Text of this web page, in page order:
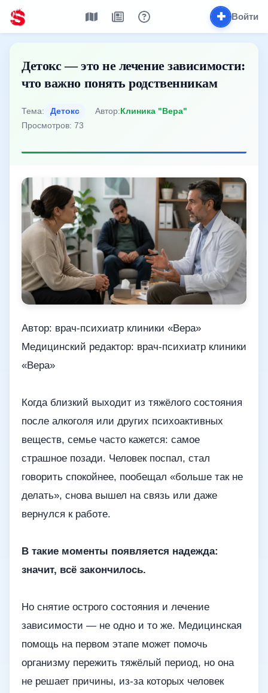
✚ Войти
Детокс — это не лечение зависимости:
что важно понять родственникам
Тема: Детокс Автор: Клиника "Вера"
Просмотров: 73
Автор: врач-психиатр клиники «Вера»
Медицинский редактор: врач-психиатр клиники
«Вера»
Когда близкий выходит из тяжёлого состояния
после алкоголя или других психоактивных
веществ, семье часто кажется: самое
страшное позади. Человек поспал, стал
говорить спокойнее, пообещал «больше так не
делать», снова вышел на связь или даже
вернулся к работе.
В такие моменты появляется надежда:
значит, всё закончилось.
Но снятие острого состояния и лечение
зависимости — не одно и то же. Медицинская
помощь на первом этапе может помочь
организму пережить тяжёлый период, но она
не решает причины, из-за которых человек